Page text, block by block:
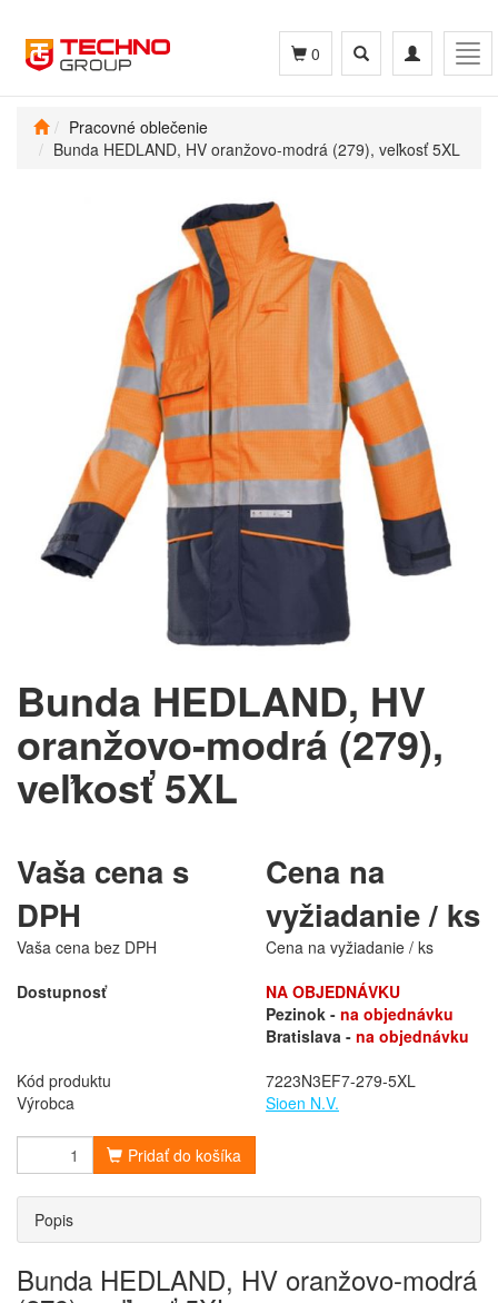
Toggle
navigation
Toggle
search
0
Pracovné oblečenie
Bunda HEDLAND, HV oranžovo-modrá (279), veľkosť 5XL
Bunda HEDLAND, HV
oranžovo-modrá (279),
veľkosť 5XL
Vaša cena s
DPH
Cena na
vyžiadanie / ks
Vaša cena bez DPH
Cena na vyžiadanie / ks
Dostupnosť
NA OBJEDNÁVKU
Pezinok - na objednávku
Bratislava - na objednávku
Kód produktu
7223N3EF7-279-5XL
Výrobca
Sioen N.V.
Pridať do košíka
Popis
Bunda HEDLAND, HV oranžovo-modrá